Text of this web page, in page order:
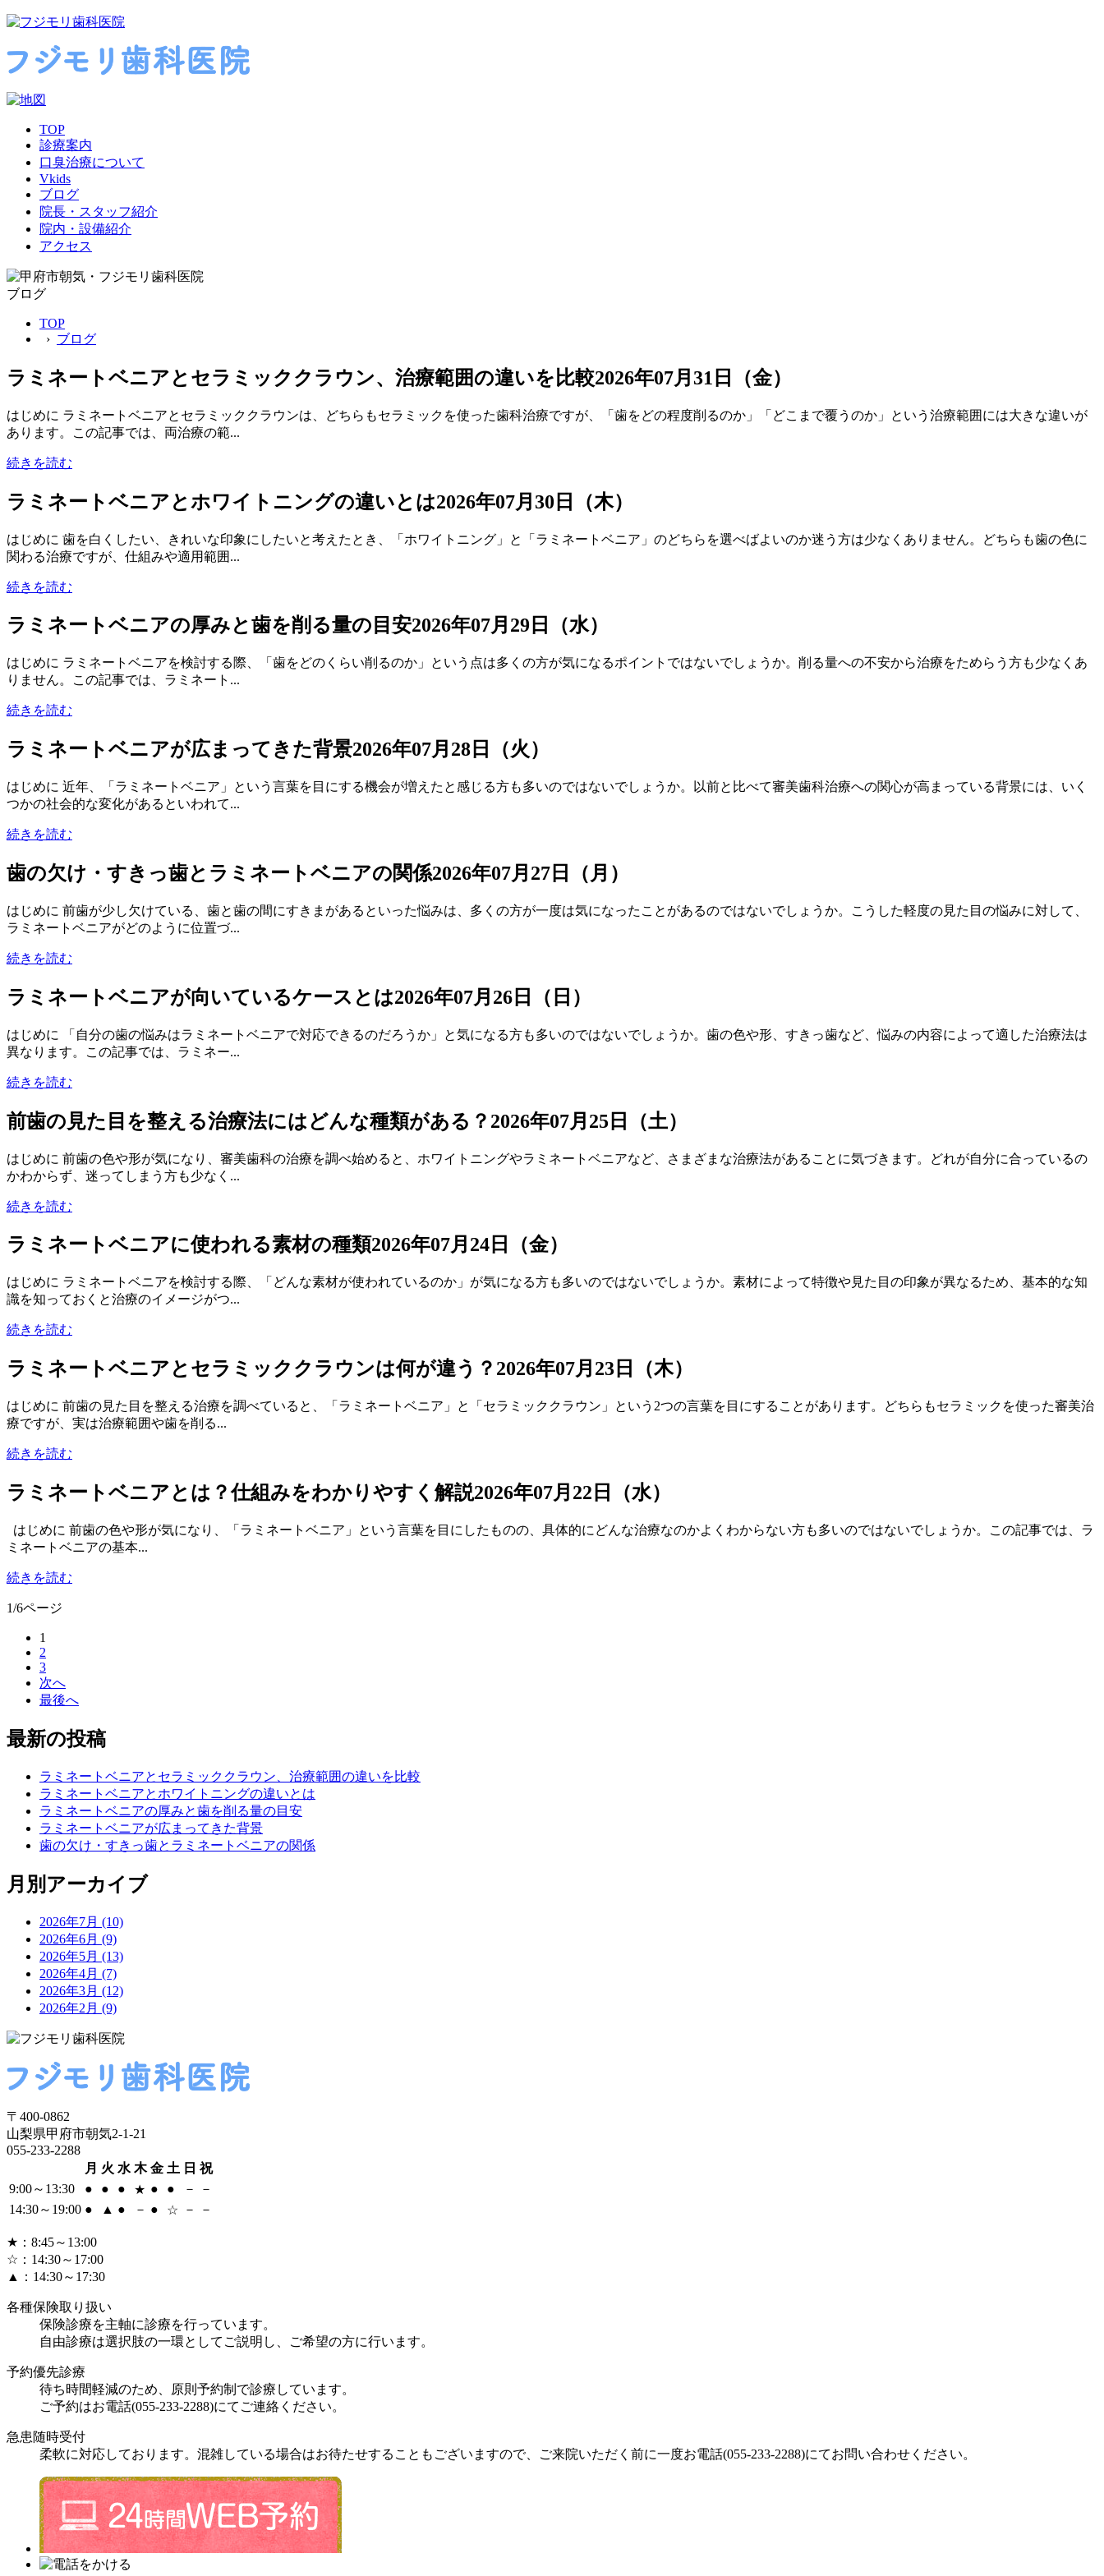
TOP
診療案内
口臭治療について
Vkids
ブログ
院長・スタッフ紹介
院内・設備紹介
アクセス
ブログ
TOP
› ブログ
ラミネートベニアとセラミッククラウン、治療範囲の違いを比較2026年07月31日（金）
はじめに ラミネートベニアとセラミッククラウンは、どちらもセラミックを使った歯科治療ですが、「歯をどの程度削るのか」「どこまで覆うのか」という治療範囲には大きな違いが
あります。この記事では、両治療の範...
続きを読む
ラミネートベニアとホワイトニングの違いとは2026年07月30日（木）
はじめに 歯を白くしたい、きれいな印象にしたいと考えたとき、「ホワイトニング」と「ラミネートベニア」のどちらを選べばよいのか迷う方は少なくありません。どちらも歯の色に
関わる治療ですが、仕組みや適用範囲...
続きを読む
ラミネートベニアの厚みと歯を削る量の目安2026年07月29日（水）
はじめに ラミネートベニアを検討する際、「歯をどのくらい削るのか」という点は多くの方が気になるポイントではないでしょうか。削る量への不安から治療をためらう方も少なくあ
りません。この記事では、ラミネート...
続きを読む
ラミネートベニアが広まってきた背景2026年07月28日（火）
はじめに 近年、「ラミネートベニア」という言葉を目にする機会が増えたと感じる方も多いのではないでしょうか。以前と比べて審美歯科治療への関心が高まっている背景には、いく
つかの社会的な変化があるといわれて...
続きを読む
歯の欠け・すきっ歯とラミネートベニアの関係2026年07月27日（月）
はじめに 前歯が少し欠けている、歯と歯の間にすきまがあるといった悩みは、多くの方が一度は気になったことがあるのではないでしょうか。こうした軽度の見た目の悩みに対して、
ラミネートベニアがどのように位置づ...
続きを読む
ラミネートベニアが向いているケースとは2026年07月26日（日）
はじめに 「自分の歯の悩みはラミネートベニアで対応できるのだろうか」と気になる方も多いのではないでしょうか。歯の色や形、すきっ歯など、悩みの内容によって適した治療法は
異なります。この記事では、ラミネー...
続きを読む
前歯の見た目を整える治療法にはどんな種類がある？ 2026年07月25日（土）
はじめに 前歯の色や形が気になり、審美歯科の治療を調べ始めると、ホワイトニングやラミネートベニアなど、さまざまな治療法があることに気づきます。どれが自分に合っているの
かわからず、迷ってしまう方も少なく...
続きを読む
ラミネートベニアに使われる素材の種類2026年07月24日（金）
はじめに ラミネートベニアを検討する際、「どんな素材が使われているのか」が気になる方も多いのではないでしょうか。素材によって特徴や見た目の印象が異なるため、基本的な知
識を知っておくと治療のイメージがつ...
続きを読む
ラミネートベニアとセラミッククラウンは何が違う？ 2026年07月23日（木）
はじめに 前歯の見た目を整える治療を調べていると、「ラミネートベニア」と「セラミッククラウン」という2つの言葉を目にすることがあります。どちらもセラミックを使った審美治
療ですが、実は治療範囲や歯を削る...
続きを読む
ラミネートベニアとは？仕組みをわかりやすく解説2026年07月22日（水）
はじめに 前歯の色や形が気になり、「ラミネートベニア」という言葉を目にしたものの、具体的にどんな治療なのかよくわからない方も多いのではないでしょうか。この記事では、ラ
ミネートベニアの基本...
続きを読む
1/6ページ
1
2
3
次へ
最後へ
最新の投稿
ラミネートベニアとセラミッククラウン、治療範囲の違いを比較
ラミネートベニアとホワイトニングの違いとは
ラミネートベニアの厚みと歯を削る量の目安
ラミネートベニアが広まってきた背景
歯の欠け・すきっ歯とラミネートベニアの関係
月別アーカイブ
2026年7月 (10)
2026年6月 (9)
2026年5月 (13)
2026年4月 (7)
2026年3月 (12)
2026年2月 (9)
〒400-0862
山梨県甲府市朝気2-1-21
055-233-2288
月 火 水 木 金 土 日 祝
9:00～13:30
● ● ● ★ ● ● －
－
14:30～19:00 ● ▲ ● － ● ☆ － －
★ ：8:45～13:00
☆ ：14:30～17:00
▲
：14:30～17:30
各種保険取り扱い
保険診療を主軸に診療を行っています。
自由診療は選択肢の一環としてご説明し、ご希望の方に行います。
予約優先診療
待ち時間軽減のため、原則予約制で診療しています。
ご予約はお電話(055-233-2288)にてご連絡ください。
急患随時受付
柔軟に対応しております。混雑している場合はお待たせすることもございますので、ご来院いただく前に一度お電話(055-233-2288)にてお問い合わせください。